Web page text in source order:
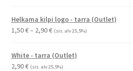
Helkama kilpi logo - tarra (Outlet)
1,50€– 2,90€Hintaluokka:
-
2,90 €
(sis. alv 25,5%)
White - tarra (Outlet)
2,90€ (sis. alv 25,5%)